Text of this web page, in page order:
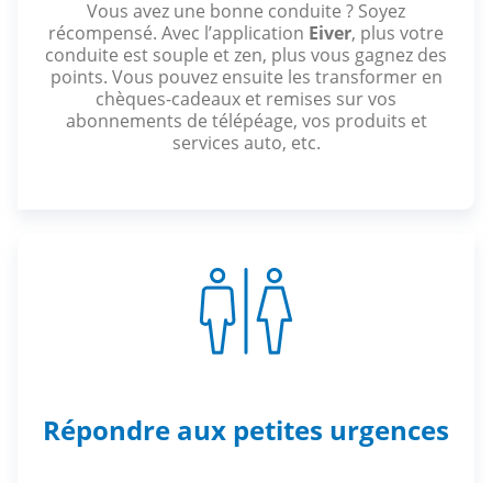
Vous avez une bonne conduite ? Soyez
récompensé. Avec l’application Eiver, plus votre
conduite est souple et zen, plus vous gagnez des
points. Vous pouvez ensuite les transformer en
chèques-cadeaux et remises sur vos
abonnements de télépéage, vos produits et
services auto, etc.
Répondre aux petites urgences